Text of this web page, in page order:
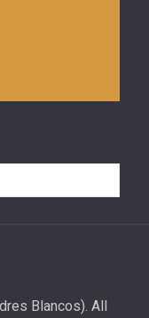
Blancos). All